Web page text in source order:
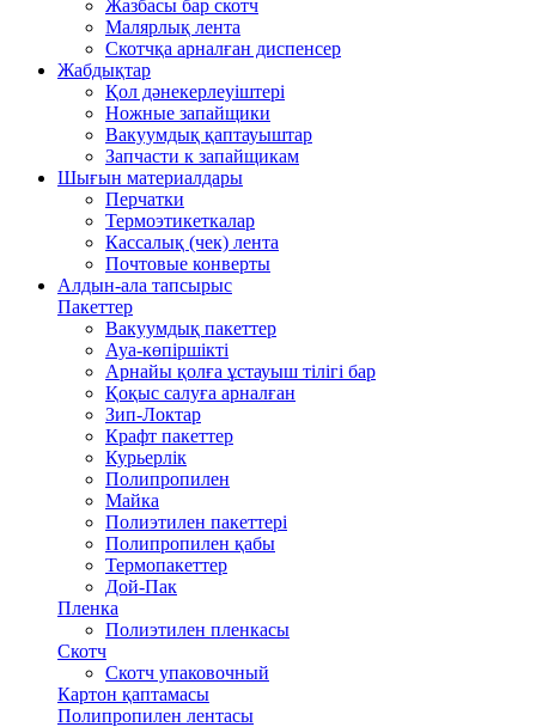
Жазбасы бар скотч
Малярлық лента
Скотчқа арналған диспенсер
Жабдықтар
Қол дәнекерлеуіштері
Ножные запайщики
Вакуумдық қаптауыштар
Запчасти к запайщикам
Шығын материалдары
Перчатки
Термоэтикеткалар
Кассалық (чек) лента
Почтовые конверты
Алдын-ала тапсырыс
Пакеттер
Вакуумдық пакеттер
Ауа-көпіршікті
Арнайы қолға ұстауыш тілігі бар
Қоқыс салуға арналған
Зип-Локтар
Крафт пакеттер
Курьерлік
Полипропилен
Майка
Полиэтилен пакеттері
Полипропилен қабы
Термопакеттер
Дой-Пак
Пленка
Полиэтилен пленкасы
Скотч
Скотч упаковочный
Картон қаптамасы
Полипропилен лентасы